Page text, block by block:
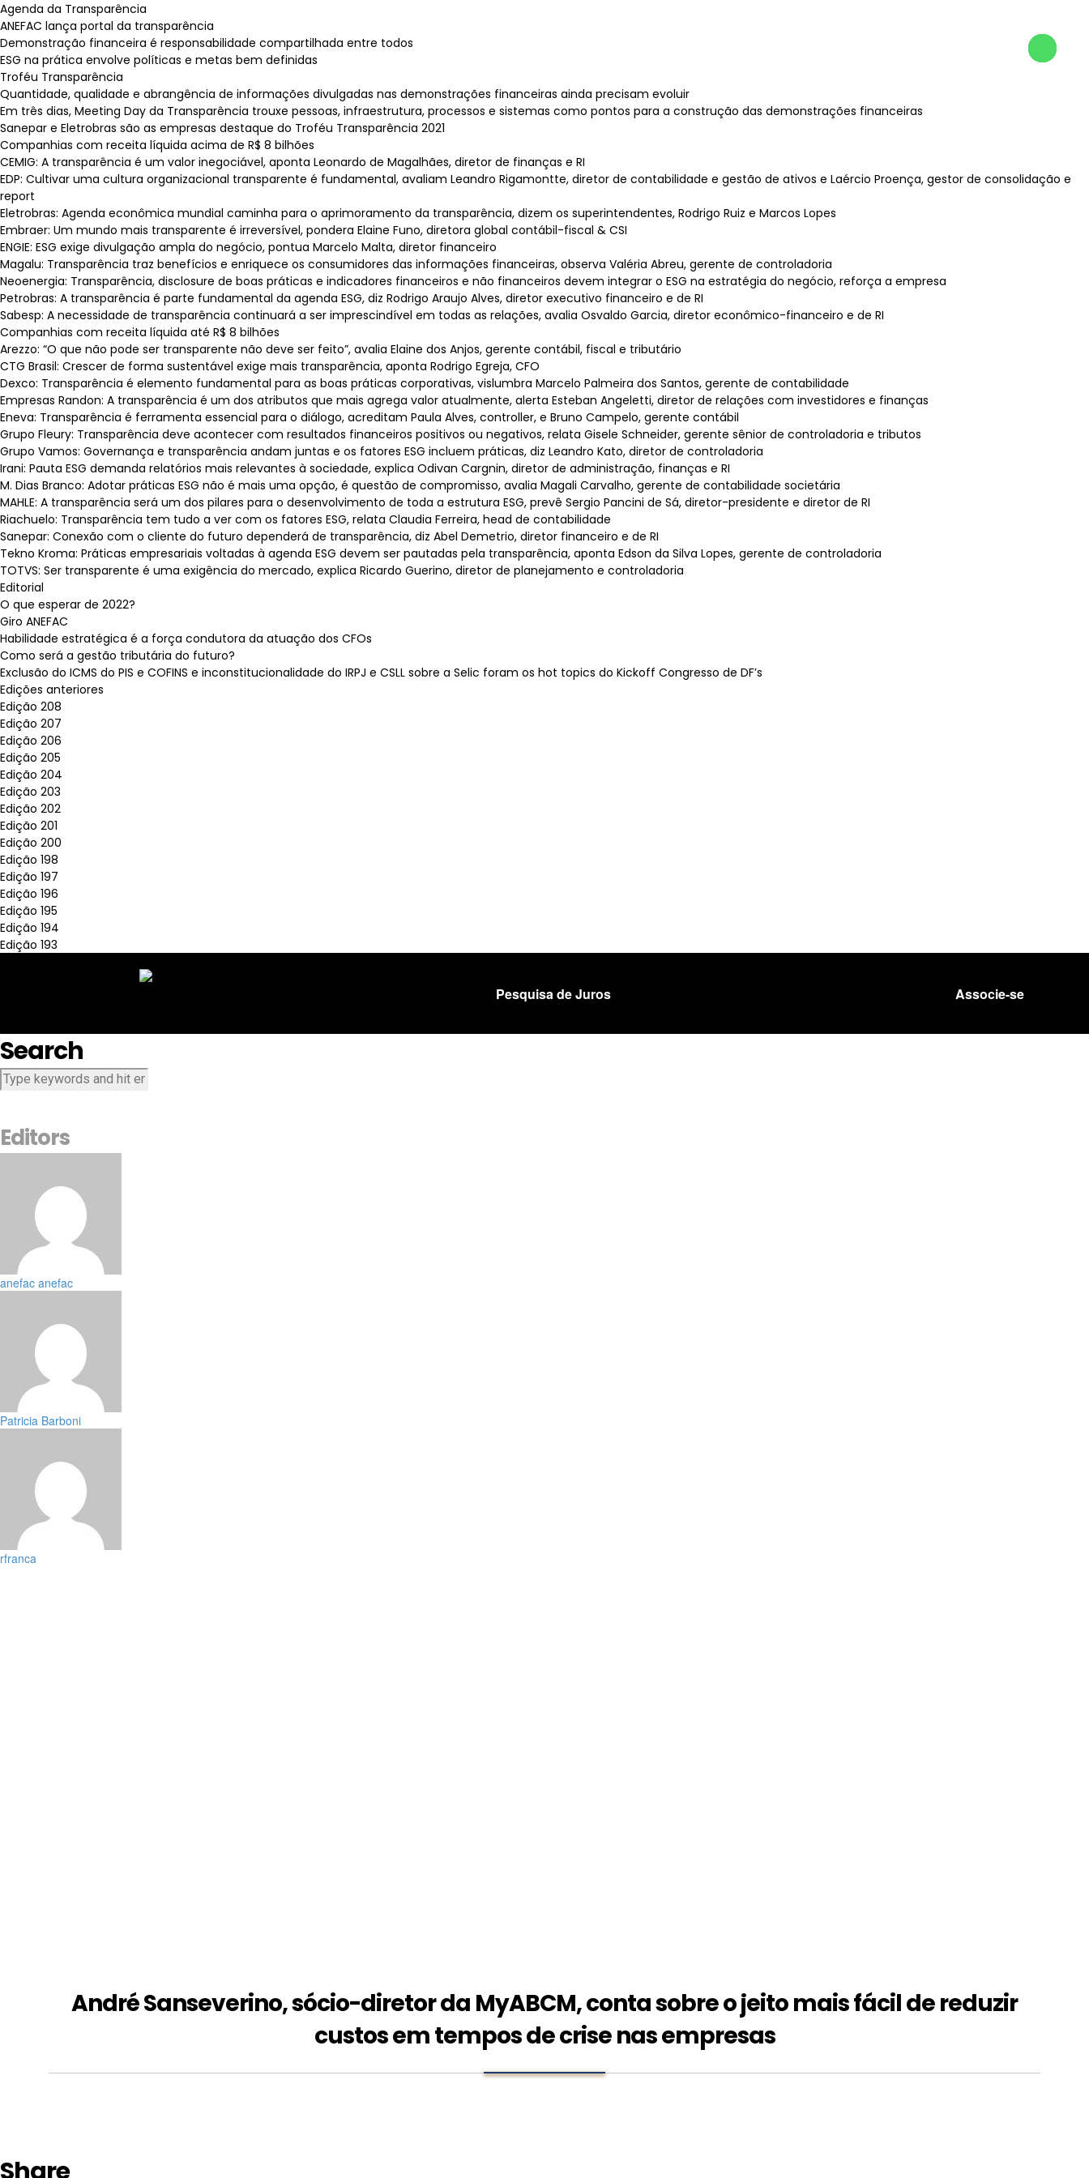
Agenda da Transparência
ANEFAC lança portal da transparência
Demonstração financeira é responsabilidade compartilhada entre todos
ESG na prática envolve políticas e metas bem definidas
Troféu Transparência
Quantidade, qualidade e abrangência de informações divulgadas nas demonstrações financeiras ainda precisam evoluir
Em três dias, Meeting Day da Transparência trouxe pessoas, infraestrutura, processos e sistemas como pontos para a construção das demonstrações financeiras
Sanepar e Eletrobras são as empresas destaque do Troféu Transparência 2021
Companhias com receita líquida acima de R$ 8 bilhões
CEMIG: A transparência é um valor inegociável, aponta Leonardo de Magalhães, diretor de finanças e RI
EDP: Cultivar uma cultura organizacional transparente é fundamental, avaliam Leandro Rigamontte, diretor de contabilidade e gestão de ativos e Laércio Proença, gestor de consolidação e
report
Eletrobras: Agenda econômica mundial caminha para o aprimoramento da transparência, dizem os superintendentes, Rodrigo Ruiz e Marcos Lopes
Embraer: Um mundo mais transparente é irreversível, pondera Elaine Funo, diretora global contábil-fiscal & CSI
ENGIE: ESG exige divulgação ampla do negócio, pontua Marcelo Malta, diretor financeiro
Magalu: Transparência traz benefícios e enriquece os consumidores das informações financeiras, observa Valéria Abreu, gerente de controladoria
Neoenergia: Transparência, disclosure de boas práticas e indicadores financeiros e não financeiros devem integrar o ESG na estratégia do negócio, reforça a empresa
Petrobras: A transparência é parte fundamental da agenda ESG, diz Rodrigo Araujo Alves, diretor executivo financeiro e de RI
Sabesp: A necessidade de transparência continuará a ser imprescindível em todas as relações, avalia Osvaldo Garcia, diretor econômico-financeiro e de RI
Companhias com receita líquida até R$ 8 bilhões
Arezzo: “O que não pode ser transparente não deve ser feito”, avalia Elaine dos Anjos, gerente contábil, fiscal e tributário
CTG Brasil: Crescer de forma sustentável exige mais transparência, aponta Rodrigo Egreja, CFO
Dexco: Transparência é elemento fundamental para as boas práticas corporativas, vislumbra Marcelo Palmeira dos Santos, gerente de contabilidade
Empresas Randon: A transparência é um dos atributos que mais agrega valor atualmente, alerta Esteban Angeletti, diretor de relações com investidores e finanças
Eneva: Transparência é ferramenta essencial para o diálogo, acreditam Paula Alves, controller, e Bruno Campelo, gerente contábil
Grupo Fleury: Transparência deve acontecer com resultados financeiros positivos ou negativos, relata Gisele Schneider, gerente sênior de controladoria e tributos
Grupo Vamos: Governança e transparência andam juntas e os fatores ESG incluem práticas, diz Leandro Kato, diretor de controladoria
Irani: Pauta ESG demanda relatórios mais relevantes à sociedade, explica Odivan Cargnin, diretor de administração, finanças e RI
M. Dias Branco: Adotar práticas ESG não é mais uma opção, é questão de compromisso, avalia Magali Carvalho, gerente de contabilidade societária
MAHLE: A transparência será um dos pilares para o desenvolvimento de toda a estrutura ESG, prevê Sergio Pancini de Sá, diretor-presidente e diretor de RI
Riachuelo: Transparência tem tudo a ver com os fatores ESG, relata Claudia Ferreira, head de contabilidade
Sanepar: Conexão com o cliente do futuro dependerá de transparência, diz Abel Demetrio, diretor financeiro e de RI
Tekno Kroma: Práticas empresariais voltadas à agenda ESG devem ser pautadas pela transparência, aponta Edson da Silva Lopes, gerente de controladoria
TOTVS: Ser transparente é uma exigência do mercado, explica Ricardo Guerino, diretor de planejamento e controladoria
Editorial
O que esperar de 2022?
Giro ANEFAC
Habilidade estratégica é a força condutora da atuação dos CFOs
Como será a gestão tributária do futuro?
Exclusão do ICMS do PIS e COFINS e inconstitucionalidade do IRPJ e CSLL sobre a Selic foram os hot topics do Kickoff Congresso de DF’s
Edições anteriores
Edição 208
Edição 207
Edição 206
Edição 205
Edição 204
Edição 203
Edição 202
Edição 201
Edição 200
Edição 198
Edição 197
Edição 196
Edição 195
Edição 194
Edição 193
Pesquisa de Juros Associe-se
Search
Editors
anefac anefac
Patricia Barboni
rfranca
André Sanseverino, sócio-diretor da MyABCM, conta sobre o jeito mais fácil de reduzir
custos em tempos de crise nas empresas